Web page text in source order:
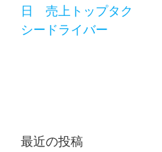
日 売上トップタク
シードライバー
最近の投稿